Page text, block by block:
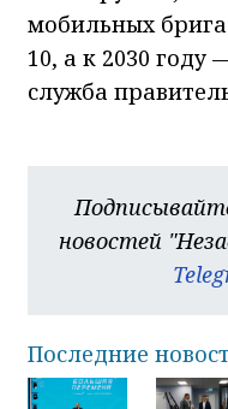
мобильных
10, а к 2030 году
служба
новостей
Последние